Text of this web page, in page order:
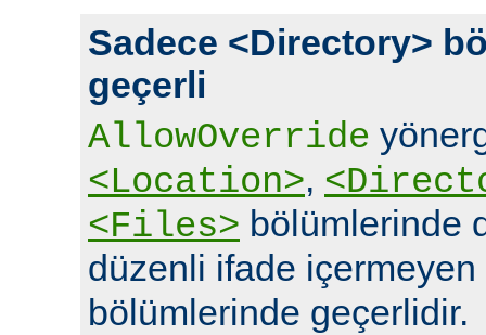
Sadece <Directory>
geçerli
AllowOverride
<Location>,
<Files> bölümlerinde
düzenli ifade içermeyen
bölümlerinde geçerlidir.